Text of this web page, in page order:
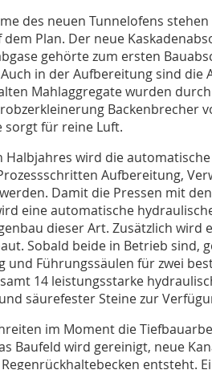
des neuen Tunnelofens
Plan. Der neue
gehörte zum ersten
in der Aufbereitung sind die
Mahlaggregate wurden
Backenbrecher
sorgt für reine Luft.
Halbjahres wird die
Aufbereitung,
Damit die Pressen mit
eine automatische
dieser Art. Zusätzlich wird
Sobald beide in Betrieb sind,
und Führungssäulen für zwei
14 leistungsstarke
säurefester Steine zur
im Moment die
Baufeld wird gereinigt, neue
entsteht.